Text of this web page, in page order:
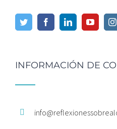
INFORMACIÓN DE
info@